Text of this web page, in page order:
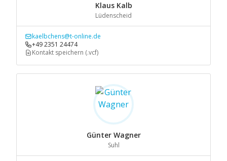
Klaus Kalb
Lüdenscheid
kaelbchens@t-online.de
+49 2351 24474
Kontakt speichern (.vcf)
Günter Wagner
Suhl